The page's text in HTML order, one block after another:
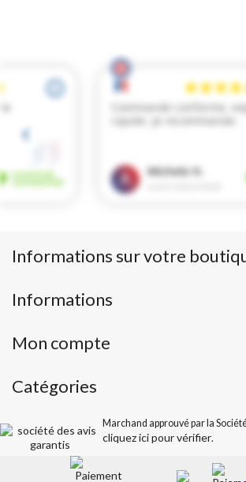
Informations sur votre
Informations
Mon compte
Catégories
Marchand approuvé par la
cliquez ici pour vérifier.